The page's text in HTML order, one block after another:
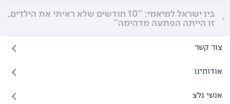
בין ישראל למיאמי: "10 חודשים שלא ראיתי את הילדים,
זו הייתה הפתעה מדהימה"
צור קשר
אודותינו
אנשי גלצ